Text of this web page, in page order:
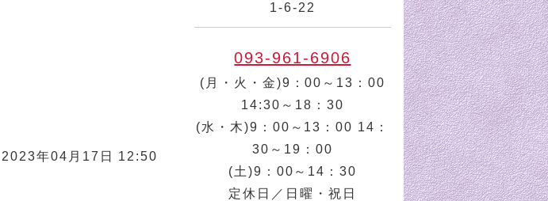
2023年04月17日 12:50
1-6-22
093-961-6906
(月・火・金)9：00～13：00
14:30～18：30
(水・木)9：00～13：00 14：
30～19：00
(土)9：00～14：30
定休日／日曜・祝日